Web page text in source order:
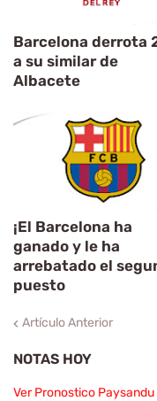
Barcelona derrota
a su similar de
Albacete
¡El Barcelona ha
ganado y le ha
arrebatado el
puesto
Artículo Anterior
NOTAS HOY
Ver Pronostico